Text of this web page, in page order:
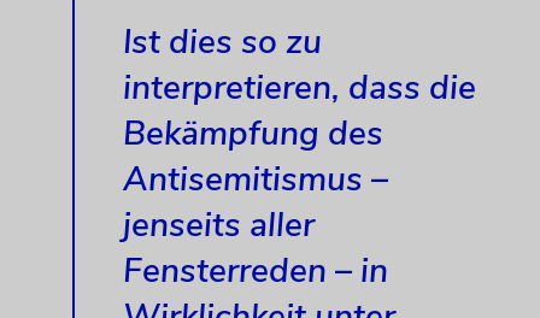
Ist dies so zu
interpretieren, dass die
Bekämpfung des
Antisemitismus –
jenseits aller
Fensterreden – in